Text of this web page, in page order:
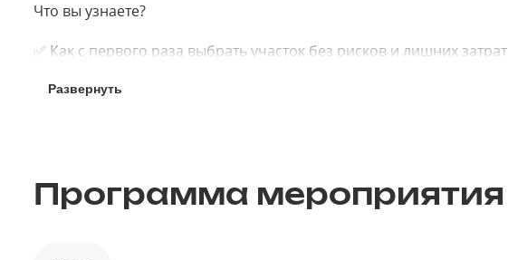
Что вы узнаете?
✅ Как с первого раза выбрать участок без рисков и лишних затрат
✅ Практические советы для разных форматов
заранее и сэкономить время и деньги
Развернуть
Программа мероприятия